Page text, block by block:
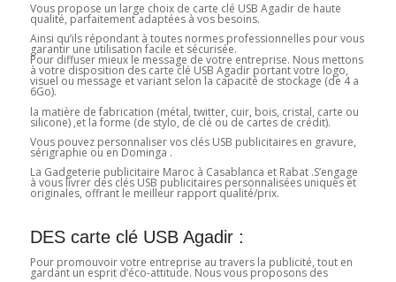
Vous propose un large choix de carte clé USB Agadir de haute
qualité, parfaitement adaptées à vos besoins.
Ainsi qu’ils répondant à toutes normes professionnelles pour vous
garantir une utilisation facile et sécurisée.
Pour diffuser mieux le message de votre entreprise. Nous mettons
à votre disposition des carte clé USB Agadir portant votre logo,
visuel ou message et variant selon la capacité de stockage (de 4 a
6Go).
la matière de fabrication (métal, twitter, cuir, bois, cristal, carte ou
silicone) ,et la forme (de stylo, de clé ou de cartes de crédit).
Vous pouvez personnaliser vos clés USB publicitaires en gravure,
sérigraphie ou en Dominga .
La Gadgeterie publicitaire Maroc à Casablanca et Rabat .S’engage
à vous livrer des clés USB publicitaires personnalisées uniques et
originales, offrant le meilleur rapport qualité/prix.
DES carte clé USB Agadir :
Pour promouvoir votre entreprise au travers la publicité, tout en
gardant un esprit d’éco-attitude. Nous vous proposons des